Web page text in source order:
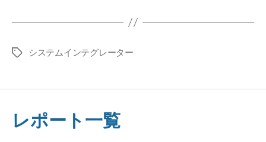
タ
システムインテグレーター
レポート一覧